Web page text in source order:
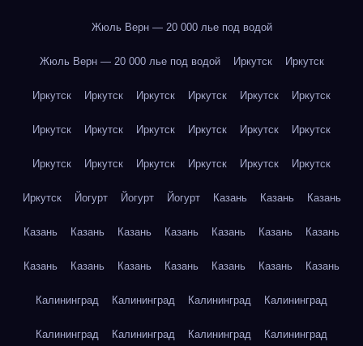
Жюль Верн — 20 000 лье под водой
Жюль Верн — 20 000 лье под водой Иркутск Иркутск
Иркутск Иркутск Иркутск Иркутск Иркутск Иркутск
Иркутск Иркутск Иркутск Иркутск Иркутск Иркутск
Иркутск Иркутск Иркутск Иркутск Иркутск Иркутск
Иркутск Йогурт Йогурт Йогурт Казань Казань Казань
Казань Казань Казань Казань Казань Казань Казань
Казань Казань Казань Казань Казань Казань Казань
Калининград Калининград Калининград Калининград
Калининград Калининград Калининград Калининград